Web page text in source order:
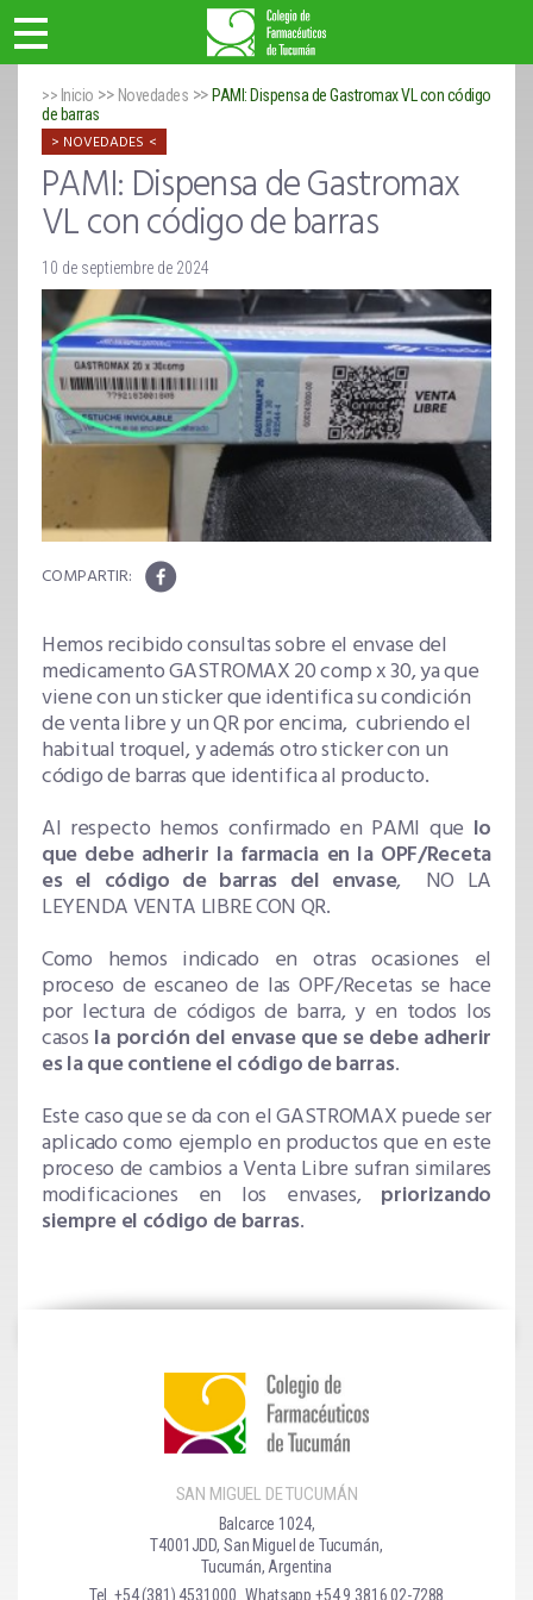
>> Inicio >> Novedades >> PAMI: Dispensa de Gastromax VL con código
de barras
NOVEDADES
PAMI: Dispensa de Gastromax
VL con código de barras
10 de septiembre de 2024
Hemos recibido consultas sobre el envase del
medicamento GASTROMAX 20 comp x 30, ya que
viene con un sticker que identifica su condición
de venta libre y un QR por encima, cubriendo el
habitual troquel, y además otro sticker con un
código de barras que identifica al producto.
Al respecto hemos confirmado en PAMI que lo
que debe adherir la farmacia en la OPF/Receta
es el código de barras del envase, NO LA
LEYENDA VENTA LIBRE CON QR.
Como hemos indicado en otras ocasiones el
proceso de escaneo de las OPF/Recetas se hace
por lectura de códigos de barra, y en todos los
casos la porción del envase que se debe adherir
es la que contiene el código de barras.
Este caso que se da con el GASTROMAX puede ser
aplicado como ejemplo en productos que en este
proceso de cambios a Venta Libre sufran similares
modificaciones en los envases, priorizando
siempre el código de barras.
SAN MIGUEL DE TUCUMÁN
Balcarce 1024,
T4001JDD, San Miguel de Tucumán,
Tucumán, Argentina
Tel. +54 (381) 4531000 Whatsapp +54 9 3816 02-7288